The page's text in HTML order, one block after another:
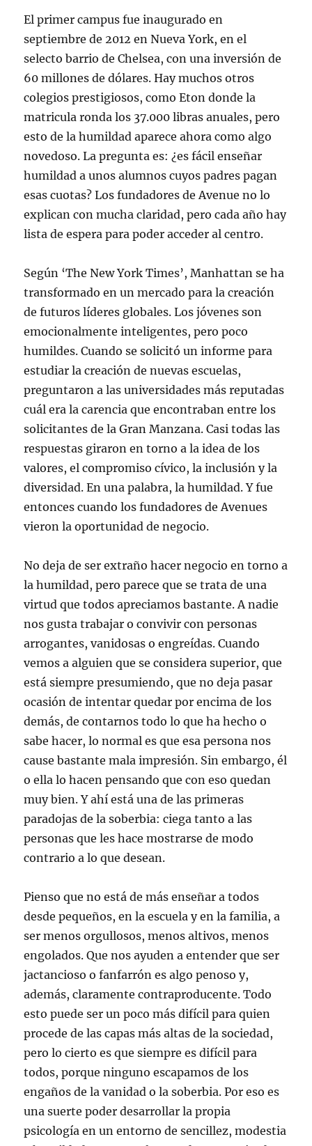
El primer campus fue inaugurado en
septiembre de 2012 en Nueva York, en el
selecto barrio de Chelsea, con una inversión de
60 millones de dólares. Hay muchos otros
colegios prestigiosos, como Eton donde la
matricula ronda los 37.000 libras anuales, pero
esto de la humildad aparece ahora como algo
novedoso. La pregunta es: ¿es fácil enseñar
humildad a unos alumnos cuyos padres pagan
esas cuotas? Los fundadores de Avenue no lo
explican con mucha claridad, pero cada año hay
lista de espera para poder acceder al centro.
Según ‘The New York Times’, Manhattan se ha
transformado en un mercado para la creación
de futuros líderes globales. Los jóvenes son
emocionalmente inteligentes, pero poco
humildes. Cuando se solicitó un informe para
estudiar la creación de nuevas escuelas,
preguntaron a las universidades más reputadas
cuál era la carencia que encontraban entre los
solicitantes de la Gran Manzana. Casi todas las
respuestas giraron en torno a la idea de los
valores, el compromiso cívico, la inclusión y la
diversidad. En una palabra, la humildad. Y fue
entonces cuando los fundadores de Avenues
vieron la oportunidad de negocio.
No deja de ser extraño hacer negocio en torno a
la humildad, pero parece que se trata de una
virtud que todos apreciamos bastante. A nadie
nos gusta trabajar o convivir con personas
arrogantes, vanidosas o engreídas. Cuando
vemos a alguien que se considera superior, que
está siempre presumiendo, que no deja pasar
ocasión de intentar quedar por encima de los
demás, de contarnos todo lo que ha hecho o
sabe hacer, lo normal es que esa persona nos
cause bastante mala impresión. Sin embargo, él
o ella lo hacen pensando que con eso quedan
muy bien. Y ahí está una de las primeras
paradojas de la soberbia: ciega tanto a las
personas que les hace mostrarse de modo
contrario a lo que desean.
Pienso que no está de más enseñar a todos
desde pequeños, en la escuela y en la familia, a
ser menos orgullosos, menos altivos, menos
engolados. Que nos ayuden a entender que ser
jactancioso o fanfarrón es algo penoso y,
además, claramente contraproducente. Todo
esto puede ser un poco más difícil para quien
procede de las capas más altas de la sociedad,
pero lo cierto es que siempre es difícil para
todos, porque ninguno escapamos de los
engaños de la vanidad o la soberbia. Por eso es
una suerte poder desarrollar la propia
psicología en un entorno de sencillez, modestia